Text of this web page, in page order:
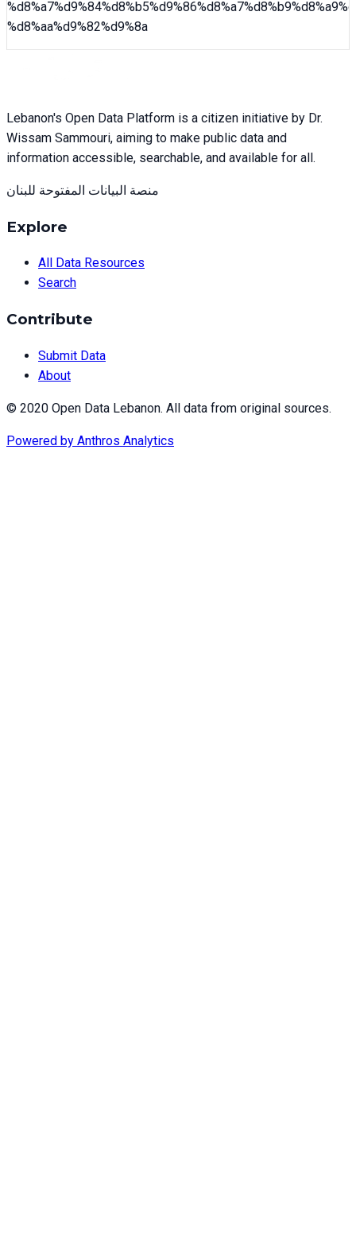
%d8%aa%d9%82%d9%8a
Lebanon's Open Data Platform is a citizen initiative by Dr.
Wissam Sammouri, aiming to make public data and
information accessible, searchable, and available for all.
منصة البيانات المفتوحة للبنان
Explore
All Data Resources
Search
Contribute
Submit Data
About
© 2020 Open Data Lebanon. All data from original sources.
Powered by Anthros Analytics